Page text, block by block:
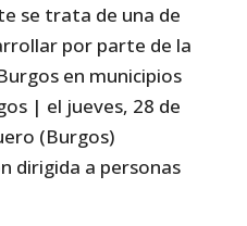
se trata de una de
por parte de la
en municipios
| el jueves, 28 de
(Burgos)
dirigida a personas